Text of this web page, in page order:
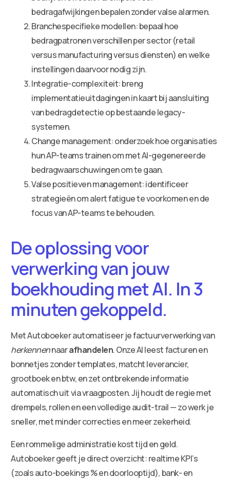
bedragafwijkingen bepalen zonder valse alarmen.
Branchespecifieke modellen: bepaal hoe
bedragpatronen verschillen per sector (retail
versus manufacturing versus diensten) en welke
instellingen daarvoor nodig zijn.
Integratie-complexiteit: breng
implementatieuitdagingen in kaart bij aansluiting
van bedragdetectie op bestaande legacy-
systemen.
Change management: onderzoek hoe organisaties
hun AP-teams trainen om met AI-gegenereerde
bedragwaarschuwingen om te gaan.
Valse positieven management: identificeer
strategieën om alert fatigue te voorkomen en de
focus van AP-teams te behouden.
De oplossing voor
verwerking van jouw
boekhouding met AI. In 3
minuten gekoppeld.
Met Autoboeker automatiseer je factuurverwerking van
herkennennaarafhandelen. Onze AI leest facturen en
bonnetjes zonder templates, matcht leverancier,
grootboek en btw, en zet ontbrekende informatie
automatisch uit via vraagposten. Jij houdt de regie met
drempels, rollen en een volledige audit-trail — zo werk je
sneller, met minder correcties en meer zekerheid.
Een rommelige administratie kost tijd en geld.
Autoboeker geeft je direct overzicht: realtime KPI’s
(zoals auto-boekings % en doorlooptijd), bank- en